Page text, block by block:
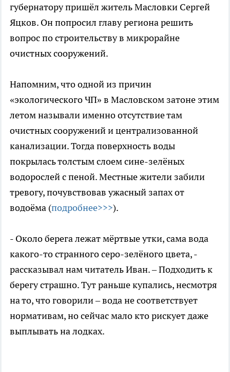
губернатору пришёл житель Масловки Сергей
Яцков. Он попросил главу региона решить
вопрос по строительству в микрорайне
очистных сооружений.
Напомним, что одной из причин
«экологического ЧП» в Масловском затоне этим
летом называли именно отсутствие там
очистных сооружений и централизованной
канализации. Тогда поверхность воды
покрылась толстым слоем сине-зелёных
водорослей с пеной. Местные жители забили
тревогу, почувствовав ужасный запах от
водоёма (подробнее>>>).
- Около берега лежат мёртвые утки, сама вода
какого-то странного серо-зелёного цвета, -
рассказывал нам читатель Иван. – Подходить к
берегу страшно. Тут раньше купались, несмотря
на то, что говорили – вода не соответствует
нормативам, но сейчас мало кто рискует даже
выплывать на лодках.